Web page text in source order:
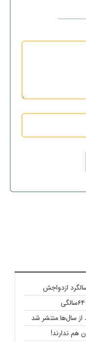
ازدواجش
سال‌ها منتشر شد
هم ندارند!